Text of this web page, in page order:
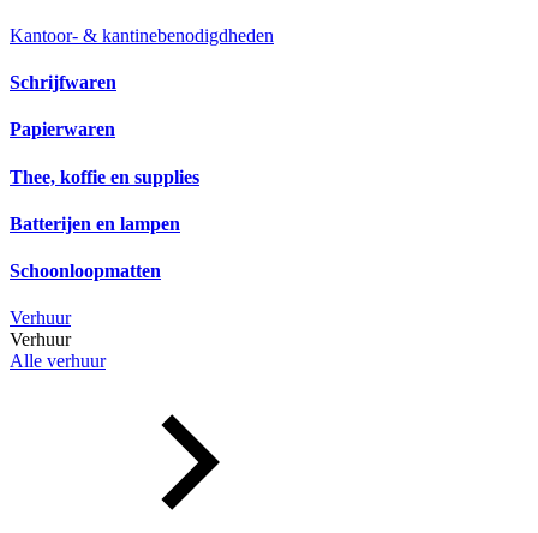
Kantoor- & kantinebenodigdheden
Schrijfwaren
Papierwaren
Thee, koffie en supplies
Batterijen en lampen
Schoonloopmatten
Verhuur
Verhuur
Alle verhuur